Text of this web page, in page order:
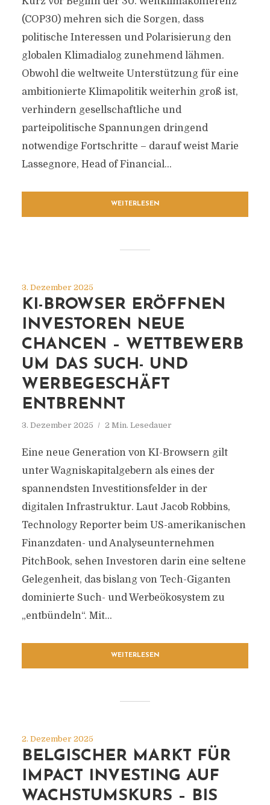
(COP30) mehren sich die Sorgen, dass
politische Interessen und Polarisierung den
globalen Klimadialog zunehmend lähmen.
Obwohl die weltweite Unterstützung für eine
ambitionierte Klimapolitik weiterhin groß ist,
verhindern gesellschaftliche und
parteipolitische Spannungen dringend
notwendige Fortschritte – darauf weist Marie
Lassegnore, Head of Financial...
WEITERLESEN
3. Dezember 2025
KI-BROWSER ERÖFFNEN
INVESTOREN NEUE
CHANCEN – WETTBEWERB
UM DAS SUCH- UND
WERBEGESCHÄFT
ENTBRENNT
3. Dezember 2025 2 Min. Lesedauer
Eine neue Generation von KI-Browsern gilt
unter Wagniskapitalgebern als eines der
spannendsten Investitionsfelder in der
digitalen Infrastruktur. Laut Jacob Robbins,
Technology Reporter beim US-amerikanischen
Finanzdaten- und Analyseunternehmen
PitchBook, sehen Investoren darin eine seltene
Gelegenheit, das bislang von Tech-Giganten
dominierte Such- und Werbeökosystem zu
„entbündeln“. Mit...
WEITERLESEN
2. Dezember 2025
BELGISCHER MARKT FÜR
IMPACT INVESTING AUF
WACHSTUMSKURS – BIS